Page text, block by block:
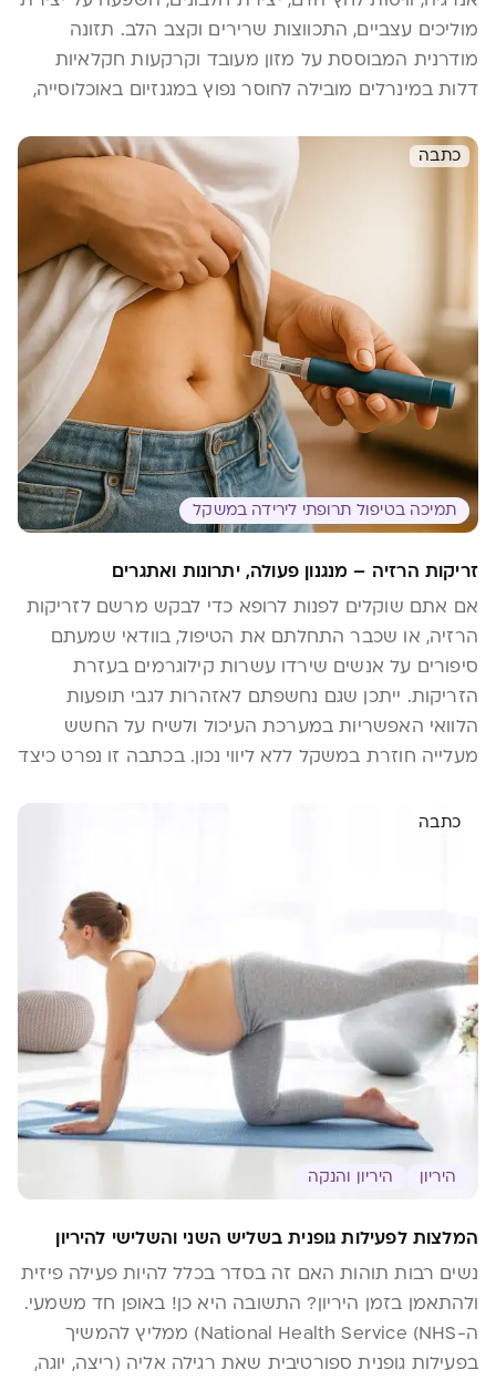
מוליכים עצביים, התכווצות שרירים וקצב הלב. תזונה
מודרנית המבוססת על מזון מעובד וקרקעות חקלאיות
דלות במינרלים מובילה לחוסר נפוץ במגנזיום באוכלוסייה,
כתבה
תמיכה בטיפול תרופתי לירידה במשקל
זריקות הרזיה – מנגנון פעולה, יתרונות ואתגרים
אם אתם שוקלים לפנות לרופא כדי לבקש מרשם לזריקות
הרזיה, או שכבר התחלתם את הטיפול, בוודאי שמעתם
סיפורים על אנשים שירדו עשרות קילוגרמים בעזרת
הזריקות. ייתכן שגם נחשפתם לאזהרות לגבי תופעות
הלוואי האפשריות במערכת העיכול ולשיח על החשש
מעלייה חוזרת במשקל ללא ליווי נכון. בכתבה זו נפרט כיצד
את הסוגים השונים הקיימים ואת ההבדלים ביניהם, ונדגיש
כתבה
היריון היריון והנקה
המלצות לפעילות גופנית בשליש השני והשלישי להיריון
נשים רבות תוהות האם זה בסדר בכלל להיות פעילה פיזית
ולהתאמן בזמן היריון? התשובה היא כן! באופן חד משמעי.
ה-National Health Service (NHS) ממליץ להמשיך
בפעילות גופנית ספורטיבית שאת רגילה אליה (ריצה, יוגה,